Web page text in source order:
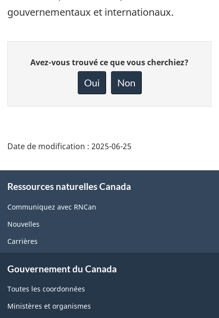
gouvernementaux et internationaux.
Donnez
votre
page
Avez-vous trouvé ce que vous cherchiez?
Oui Non
Date de modification : 2025-06-25
this
site
Ressources naturelles Canada
Communiquez avec RNCan
Nouvelles
Carrières
Gouvernement du Canada
Toutes les coordonnées
Ministères et organismes